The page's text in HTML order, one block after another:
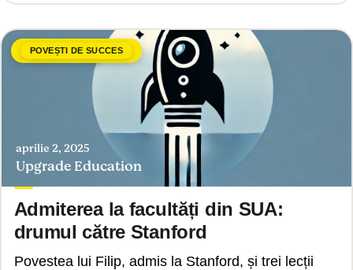
POVEȘTI DE SUCCES
aprilie 2, 2025
Upgrade Education
Admiterea la facultăți din SUA:
drumul către Stanford
Povestea lui Filip, admis la Stanford, și trei lecții